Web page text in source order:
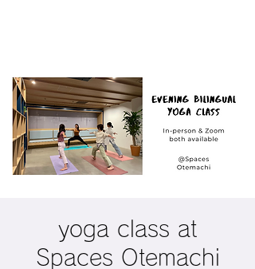
yoga class at
Spaces Otemachi